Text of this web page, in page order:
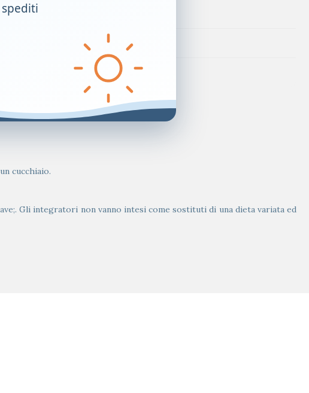
100
cucchiaio.
Gli integratori non vanno intesi come sostituti di una dieta variata ed